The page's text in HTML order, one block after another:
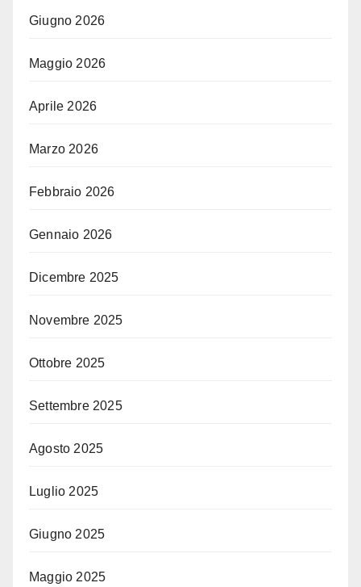
Giugno 2026
Maggio 2026
Aprile 2026
Marzo 2026
Febbraio 2026
Gennaio 2026
Dicembre 2025
Novembre 2025
Ottobre 2025
Settembre 2025
Agosto 2025
Luglio 2025
Giugno 2025
Maggio 2025